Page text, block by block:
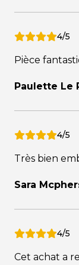
4/5
Pièce
Paulette Le
4/5
Très bien
Sara
4/5
Cet achat a